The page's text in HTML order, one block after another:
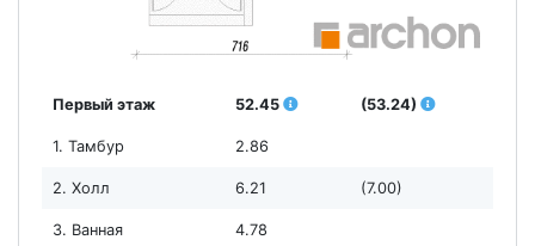
Первый этаж 52.45 (53.24)
1. Тамбур 2.86
2. Холл 6.21 (7.00)
3. Ванная 4.78